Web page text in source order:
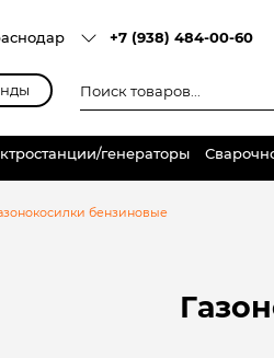
+7 (938) 484-00-60
товаров
генераторы
бензиновые